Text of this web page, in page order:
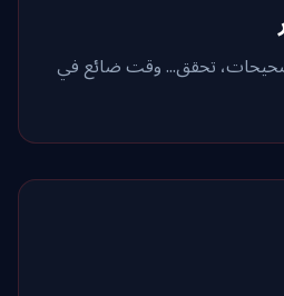
تحقق... وقت ضائع في